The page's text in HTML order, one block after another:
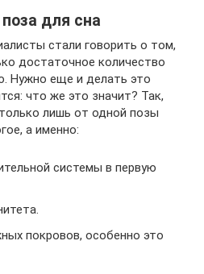
для сна
стали говорить о том,
достаточное количество
Нужно еще и делать это
что же это значит? Так,
лишь от одной позы
а именно:
системы в первую
покровов, особенно это